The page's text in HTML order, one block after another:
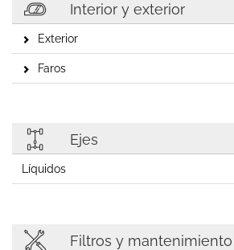
Interior y exterior
Exterior
Faros
Ejes
Líquidos
Filtros y mantenimiento